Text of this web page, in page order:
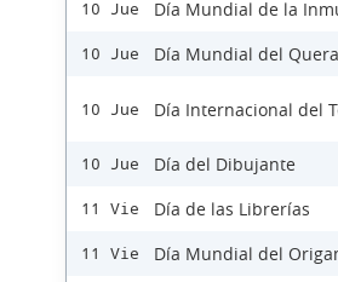
10 Jue Día Mundial de la
10 Jue Día Mundial del
10 Jue Día Internacional del
10 Jue Día del Dibujante
11 Vie Día de las Librerías
11 Vie Día Mundial del